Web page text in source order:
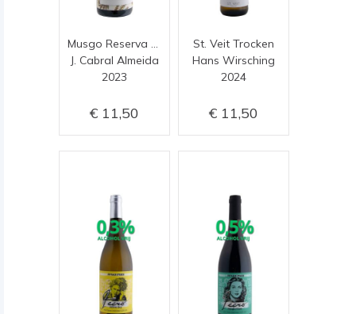
J. Cabral Almeida
2023
11,50
St. Veit Trocken
Hans Wirsching
2024
11,50